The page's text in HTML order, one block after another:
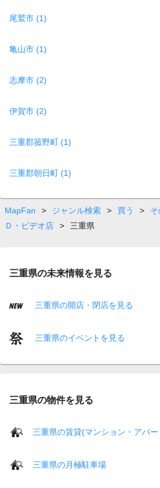
尾鷲市 (1)
亀山市 (1)
志摩市 (2)
伊賀市 (2)
三重郡菰野町 (1)
三重郡朝日町 (1)
MapFan > ジャンル検索 > 買う >
Ｄ・ビデオ店
> 三重県
三重県の未来情報を見る
三重県の開店・閉店を見る
三重県のイベントを見る
三重県の物件を見る
三重県の賃貸(マンション・アパ
三重県の月極駐車場